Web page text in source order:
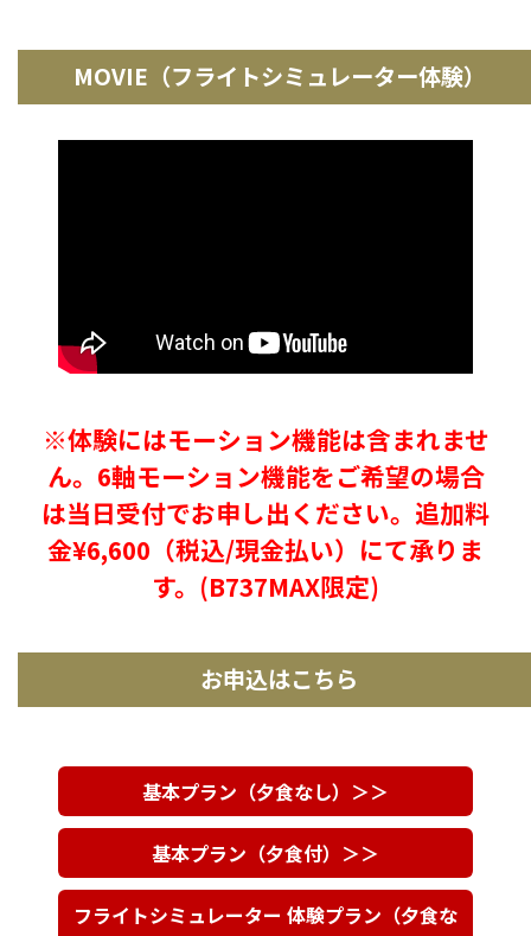
MOVIE（フライトシミュレーター体験）
※体験にはモーション機能は含まれませ
ん。6軸モーション機能をご希望の場合
は当日受付でお申し出ください。追加料
金¥6,600（税込/現金払い）にて承りま
す。(B737MAX限定)
お申込はこちら
基本プラン（夕食なし）＞＞
基本プラン（夕食付）＞＞
フライトシミュレーター 体験プラン（夕食な